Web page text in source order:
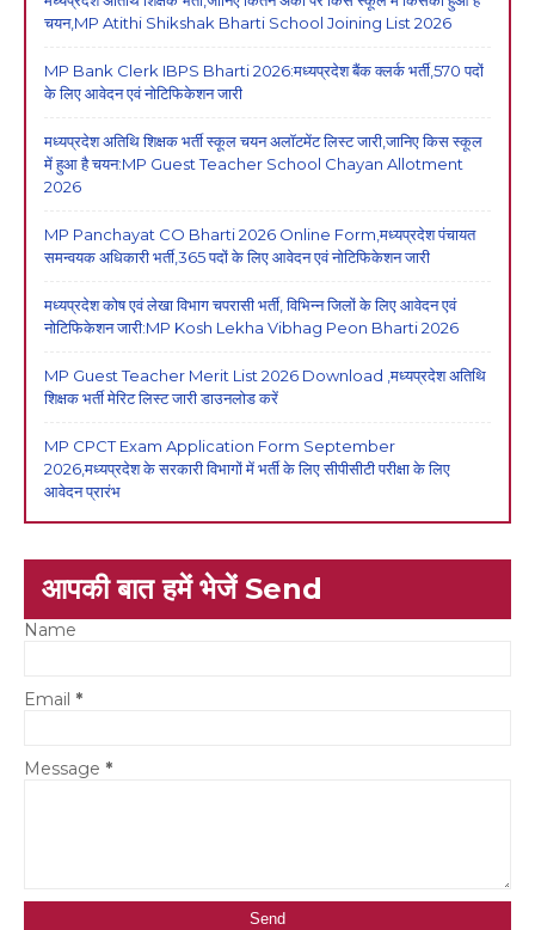
चयन,MP Atithi Shikshak Bharti School Joining List 2026
MP Bank Clerk IBPS Bharti 2026:मध्यप्रदेश बैंक क्लर्क भर्ती,570 पदों
के लिए आवेदन एवं नोटिफिकेशन जारी
मध्यप्रदेश अतिथि शिक्षक भर्ती स्कूल चयन अलॉटमेंट लिस्ट जारी,जानिए किस स्कूल
में हुआ है चयन:MP Guest Teacher School Chayan Allotment
2026
MP Panchayat CO Bharti 2026 Online Form,मध्यप्रदेश पंचायत
समन्वयक अधिकारी भर्ती,365 पदों के लिए आवेदन एवं नोटिफिकेशन जारी
मध्यप्रदेश कोष एवं लेखा विभाग चपरासी भर्ती, विभिन्न जिलों के लिए आवेदन एवं
नोटिफिकेशन जारी:MP Kosh Lekha Vibhag Peon Bharti 2026
MP Guest Teacher Merit List 2026 Download ,मध्यप्रदेश अतिथि
शिक्षक भर्ती मेरिट लिस्ट जारी डाउनलोड करें
MP CPCT Exam Application Form September
2026,मध्यप्रदेश के सरकारी विभागों में भर्ती के लिए सीपीसीटी परीक्षा के लिए
आवेदन प्रारंभ
आपकी बात हमें भेजें Send
Name
Email *
Message *